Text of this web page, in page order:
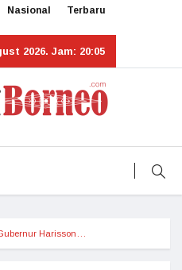
Nasional Terbaru
2026. Jam: 20:05
Harisson…